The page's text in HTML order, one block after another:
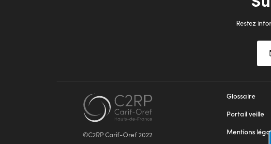
Restez
©C2RP Carif-Oref 2022
Glossaire
Portail veille
Mentions